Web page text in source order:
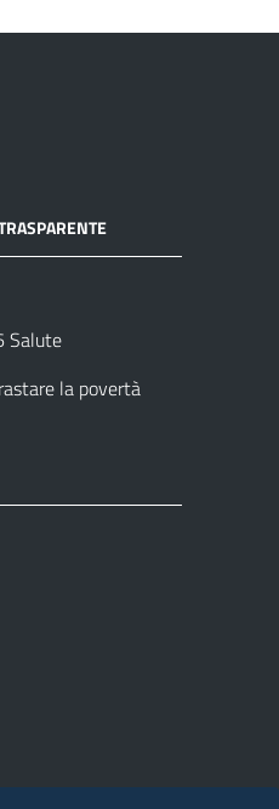
Salute
la povertà